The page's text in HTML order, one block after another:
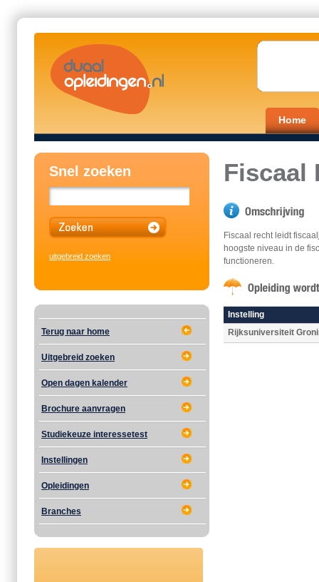
Home
Snel zoeken
uitgebreid zoeken
Terug naar home
Uitgebreid zoeken
Open dagen kalender
Brochure aanvragen
Studiekeuze interessetest
Instellingen
Opleidingen
Branches
Fiscaal
Fiscaal recht leidt
hoogste niveau in de
functioneren.
Instelling
Rijksuniversiteit